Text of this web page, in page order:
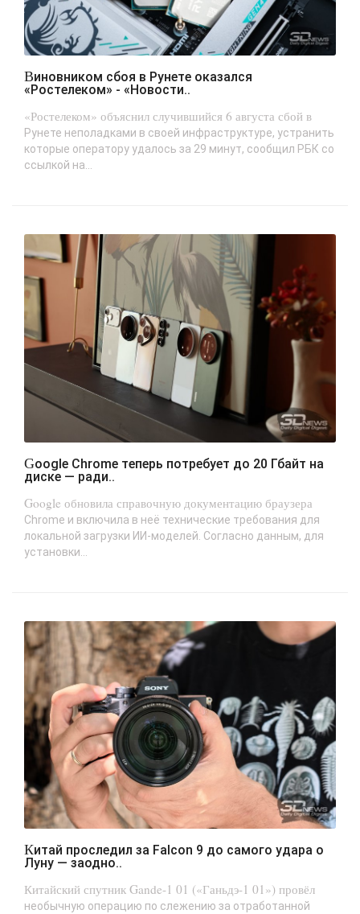
Виновником сбоя в Рунете оказался
«Ростелеком» - «Новости..
«Ростелеком» объяснил случившийся 6 августа сбой в
Рунете неполадками в своей инфраструктуре, устранить
которые оператору удалось за 29 минут, сообщил РБК со
ссылкой на...
Google Chrome теперь потребует до 20 Гбайт на
диске — ради..
Google обновила справочную документацию браузера
Chrome и включила в неё технические требования для
локальной загрузки ИИ-моделей. Согласно данным, для
установки...
Китай проследил за Falcon 9 до самого удара о
Луну — заодно..
Китайский спутник Gande-1 01 («Ганьдэ-1 01») провёл
необычную операцию по слежению за отработанной